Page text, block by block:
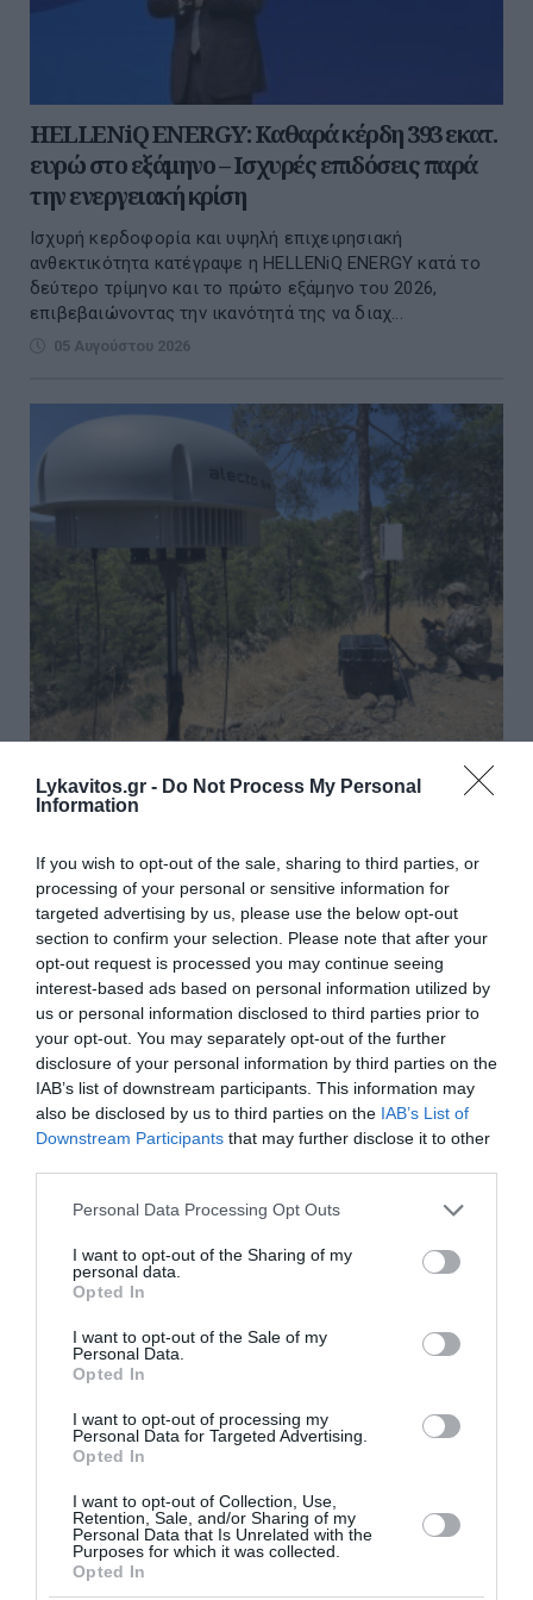
Lykavitos.gr - Do Not Process My Personal
Information
If you wish to opt-out of the sale, sharing to third parties, or
processing of your personal or sensitive information for
targeted advertising by us, please use the below opt-out
section to confirm your selection. Please note that after your
opt-out request is processed you may continue seeing
interest-based ads based on personal information utilized by
us or personal information disclosed to third parties prior to
your opt-out. You may separately opt-out of the further
disclosure of your personal information by third parties on the
IAB’s list of downstream participants. This information may
also be disclosed by us to third parties on the IAB’s List of
Downstream Participants that may further disclose it to other
Please note that this website/app uses one or more Google
not limited to your visit or usage behaviour. You may click to
grant or deny consent to Google and its third-party tags to
use your data for below specified purposes in below Google
consent section.
Personal Data Processing Opt Outs
I want to opt-out of the Sharing of my
personal data.
Opted In
I want to opt-out of the Sale of my
Personal Data.
Opted In
I want to opt-out of processing my
Personal Data for Targeted Advertising.
Opted In
I want to opt-out of Collection, Use,
Retention, Sale, and/or Sharing of my
Personal Data that Is Unrelated with the
Purposes for which it was collected.
Opted In
HELLENiQ ENERGY: Καθαρά κέρδη 393 εκατ.
ευρώ στο εξάμηνο – Ισχυρές επιδόσεις παρά
την ενεργειακή κρίση
Ισχυρή κερδοφορία και υψηλή επιχειρησιακή
ανθεκτικότητα κατέγραψε η HELLENiQ ENERGY κατά το
δεύτερο τρίμηνο και το πρώτο εξάμηνο του 2026,
επιβεβαιώνοντας την ικανότητά της να διαχ...
05 Αυγούστου 2026
Στρατηγική επένδυση του EFA GROUP στη
Fractal για την ανάπτυξη προηγμένων
Ο όμιλος τεχνολογιών διττής χρήσης EFA GROUP
προχωρά σε στρατηγική επένδυση στην κυπριακή εταιρία
αμυντικής τεχνολογίας Fractal Networx Ltd (Fractal)
διευρύνοντας την παρουσία του ...
07 Αυγούστου 2026
METLEN: Iστορικά υψηλές επιδόσεις στο 'A
εξάμηνο 2026 - Kαθαρά κέρδη 313 εκατ. ευρώ
υψηλές επιδόσεις κατά το Α’ Εξάμηνο του 2026 σε όλους
τους βασικούς χρηματοοικονομικούς δείκτες
(συμπεριλαμβανομένων των Εσόδων,...
06 Αυγούστου 2026